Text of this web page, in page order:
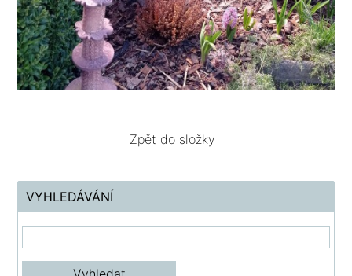
Zpět do složky
VYHLEDÁVÁNÍ